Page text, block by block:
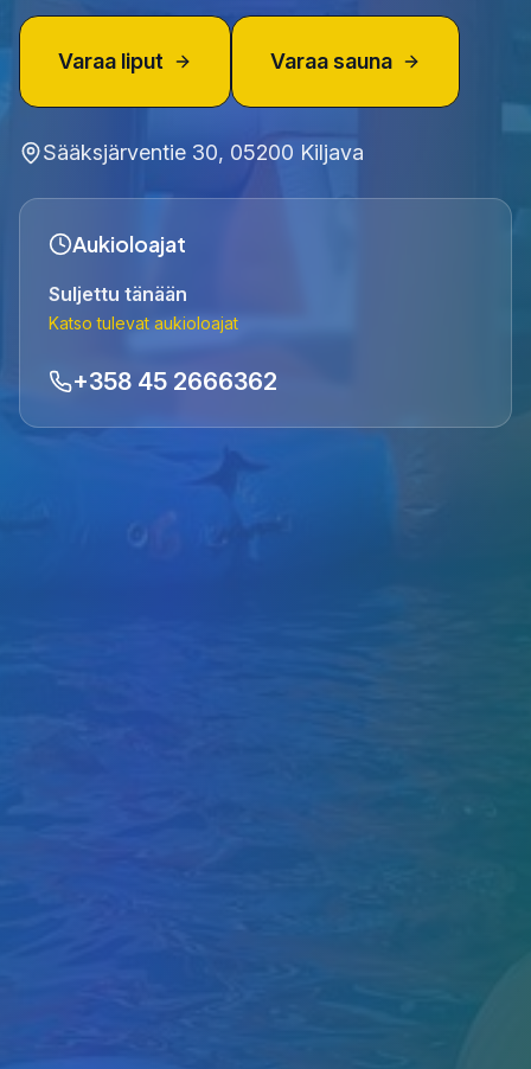
Varaa liput Varaa sauna
Sääksjärventie 30, 05200 Kiljava
Aukioloajat
Suljettu tänään
Katso tulevat aukioloajat
+358 45 2666362